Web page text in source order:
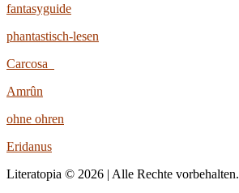
fantasyguide
phantastisch-lesen
Carcosa
Amrûn
ohne ohren
Eridanus
Literatopia © 2026 | Alle Rechte vorbehalten.